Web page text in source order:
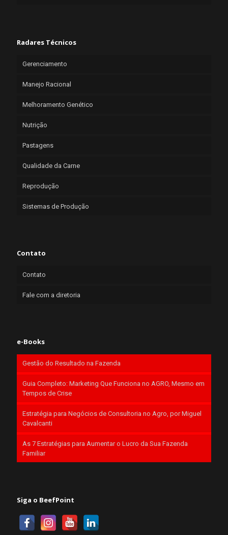
Radares Técnicos
Gerenciamento
Manejo Racional
Melhoramento Genético
Nutrição
Pastagens
Qualidade da Carne
Reprodução
Sistemas de Produção
Contato
Contato
Fale com a diretoria
e-Books
Gestão do Resultado na Fazenda
Guia Completo: Marketing Que Funciona no AGRO, Mesmo em
Tempos de Crise
Estratégia para Negócios de Consultoria no Agro, por Miguel
Cavalcanti
As 7 Estratégias para Aumentar o Lucro da Sua Fazenda
Familiar
Siga o BeefPoint